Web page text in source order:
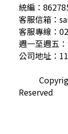
統編：
客服信箱：
客服專線：
週一至週五
公司地址：
Copyright
Reserved